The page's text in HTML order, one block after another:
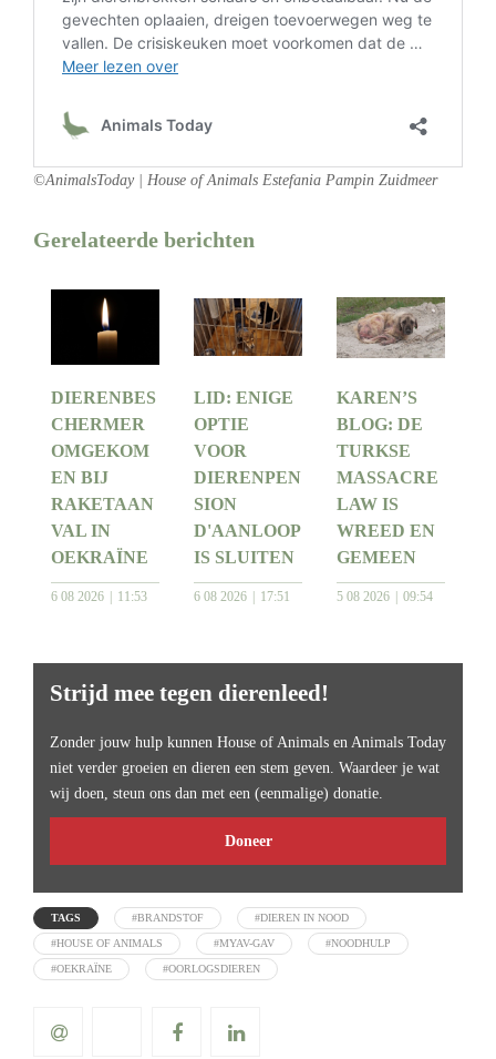
©AnimalsToday | House of Animals Estefania Pampin Zuidmeer
Gerelateerde berichten
DIERENBES
CHERMER
OMGEKOM
EN BIJ
RAKETAAN
VAL IN
OEKRAÏNE
6 08 2026 11:53
LID: ENIGE
OPTIE
VOOR
DIERENPEN
SION
D'AANLOOP
IS SLUITEN
6 08 2026 17:51
KAREN’S
BLOG: DE
TURKSE
MASSACRE
LAW IS
WREED EN
GEMEEN
5 08 2026 09:54
Strijd mee tegen dierenleed!
Zonder jouw hulp kunnen House of Animals en Animals Today
niet verder groeien en dieren een stem geven. Waardeer je wat
wij doen, steun ons dan met een (eenmalige) donatie.
Doneer
TAGS #BRANDSTOF #DIEREN IN NOOD
#HOUSE OF ANIMALS #MYAV-GAV #NOODHULP
#OEKRAÏNE #OORLOGSDIEREN